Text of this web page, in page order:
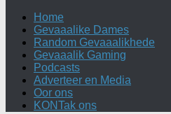
Home
Gevaaalike Dames
Random Gevaaalikhede
Gevaaalik Gaming
Podcasts
Adverteer en Media
Oor ons
KONTak ons